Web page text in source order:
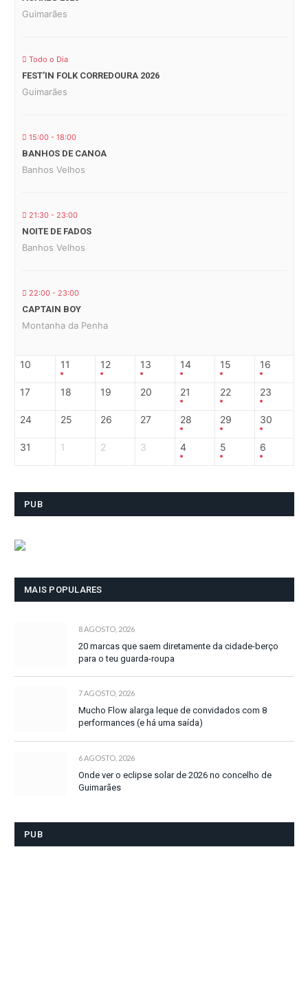
Guimarães
Todo o Dia
FEST’IN FOLK CORREDOURA 2026
Guimarães
15:00 - 18:00
BANHOS DE CANOA
Banhos Velhos
21:30 - 23:00
NOITE DE FADOS
Banhos Velhos
22:00 - 23:00
CAPTAIN BOY
Montanha da Penha
10 11 12 13 14 15 16
17 18 19 20 21 22 23
24 25 26 27 28 29 30
31 1 2 3 4 5 6
PUB
MAIS POPULARES
8 AGOSTO, 2026
20 marcas que saem diretamente da cidade-berço
para o teu guarda-roupa
7 AGOSTO, 2026
Mucho Flow alarga leque de convidados com 8
performances (e há uma saída)
6 AGOSTO, 2026
Onde ver o eclipse solar de 2026 no concelho de
Guimarães
PUB